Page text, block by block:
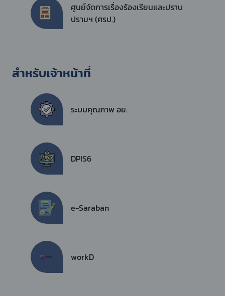
ศูนย์จัดการเรื่องร้องเรียนและปราบ
ปรามฯ (ศรป.)
สำหรับเจ้าหน้าที่
ระบบคุณภาพ อย.
DPIS6
e-Saraban
workD